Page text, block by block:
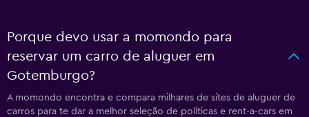
Porque devo usar a momondo para
reservar um carro de aluguer em
Gotemburgo?
A momondo encontra e compara milhares de sites de aluguer de
carros para te dar a melhor seleção de políticas e rent-a-cars em